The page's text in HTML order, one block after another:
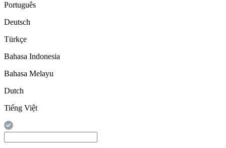
Português
Deutsch
Türkçe
Bahasa Indonesia
Bahasa Melayu
Dutch
Tiếng Việt